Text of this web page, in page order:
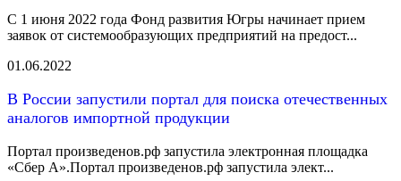
С 1 июня 2022 года Фонд развития Югры начинает прием
заявок от системообразующих предприятий на предост...
01.06.2022
В России запустили портал для поиска отечественных
аналогов импортной продукции
Портал произведенов.рф запустила электронная площадка
«Сбер А».Портал произведенов.рф запустила элект...